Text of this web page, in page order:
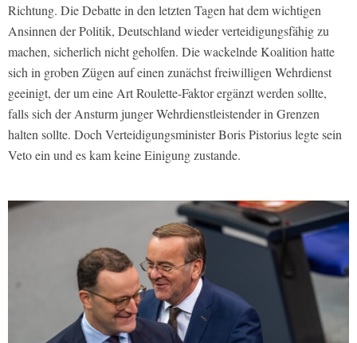
Richtung. Die Debatte in den letzten Tagen hat dem wichtigen
Ansinnen der Politik, Deutschland wieder verteidigungsfähig zu
machen, sicherlich nicht geholfen. Die wackelnde Koalition hatte
sich in groben Zügen auf einen zunächst freiwilligen Wehrdienst
geeinigt, der um eine Art Roulette-Faktor ergänzt werden sollte,
falls sich der Ansturm junger Wehrdienstleistender in Grenzen
halten sollte. Doch Verteidigungsminister Boris Pistorius legte sein
Veto ein und es kam keine Einigung zustande.